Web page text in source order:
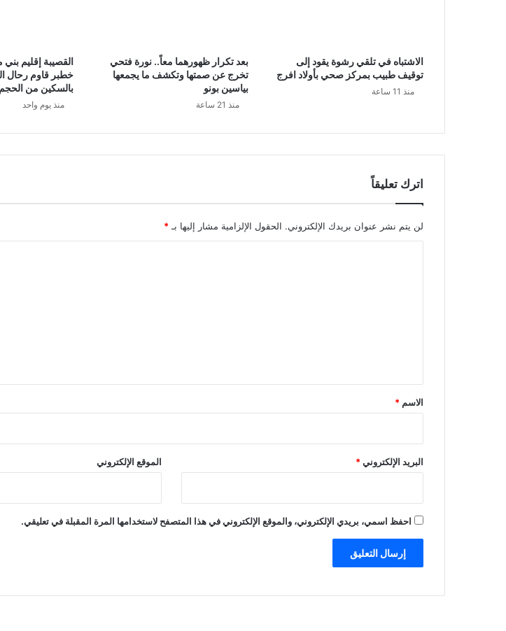
الاشتباه في تلقي رشوة يقود إلى
توقيف طبيب بمركز صحي بأولاد افرج
منذ 11 ساعة
بعد تكرار ظهورهما معاً.. نورة فتحي
تخرج عن صمتها وتكشف ما يجمعها
بياسين بونو
منذ 21 ساعة
القصيبة إقليم
خطبر قاوم رحال
بالسكين من الحجم
منذ يوم واحد
اترك تعليقاً
لن يتم نشر عنوان بريدك الإلكتروني. الحقول الإلزامية مشار إليها بـ *
*
الاسم *
البريد الإلكتروني* الموقع الإلكتروني
احفظ اسمي، بريدي الإلكتروني، والموقع الإلكتروني في هذا المتصفح لاستخدامها المرة المقبلة في تعليقي.